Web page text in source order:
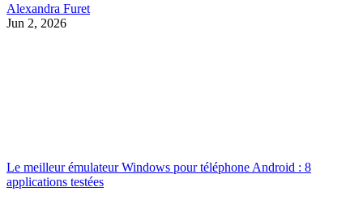
Alexandra Furet
Jun 2, 2026
Le meilleur émulateur Windows pour téléphone Android : 8
applications testées